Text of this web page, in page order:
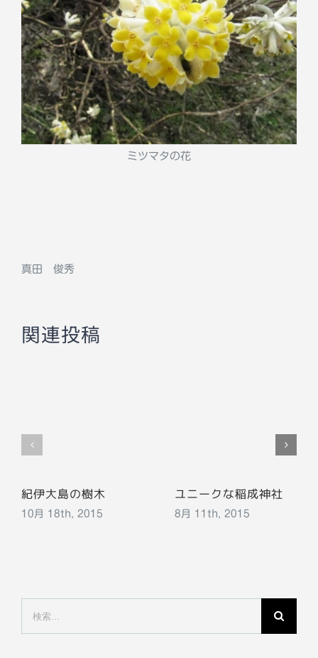
ミツマタの花
真田 俊秀
関連投稿
紀伊大島の樹木
10月 18th, 2015
ユニークな稲成神社
8月 11th, 2015
索